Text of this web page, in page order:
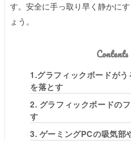
す。安全に手っ取り早く静かに
ょう。
Contents
1.グラフィックボードが
を落とす
2. グラフィックボードの
す
3. ゲーミングPCの吸気部